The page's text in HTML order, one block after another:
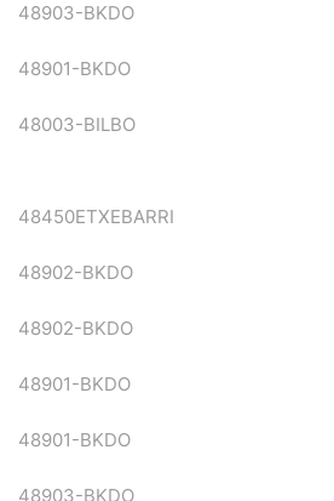
48903-BKDO
48901-BKDO
48003-BILBO
48450ETXEBARRI
48902-BKDO
48902-BKDO
48901-BKDO
48901-BKDO
48903-BKDO